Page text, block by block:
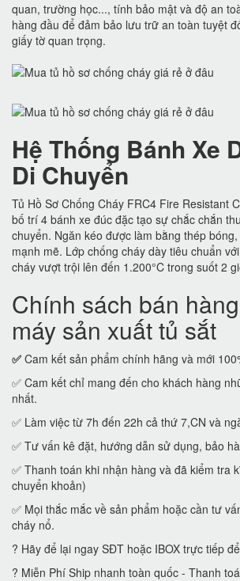
quan, trường học..., tính bảo mật và độ an
hàng đầu để đảm bảo lưu trữ an toàn tuyệt
giấy tờ quan trọng.
Hệ Thống Bánh Xe
Di Chuyển
Tủ Hồ Sơ Chống Cháy FRC4 Fire Resistant
bố trí 4 bánh xe đúc đặc tạo sự chắc chắn
chuyển. Ngăn kéo được làm bằng thép
mạnh mẽ. Lớp chống cháy dày tiêu chuẩn
cháy vượt trội lên đến 1.200°C trong suốt 2
Chính sách bán
máy sản xuất tủ sắt
✅ Cam kết sản phẩm chính hãng và mới
✅ Cam kết chỉ mang đến cho khách hàng
nhất.
✅ Làm việc từ 7h đến 22h cả thứ 7,CN và
✅ Tư vấn kê đặt, hướng dẫn sử dụng, bảo
✅ Thanh toán khi nhận hàng và đã kiểm tra
chuyển khoản)
✅ Mọi thắc mắc về sản phẩm hoặc cần tư
cháy nổ.
? Hãy để lại ngay SĐT hoặc IBOX trực tiếp
? Miễn Phí Ship nhanh toàn quốc - Thanh